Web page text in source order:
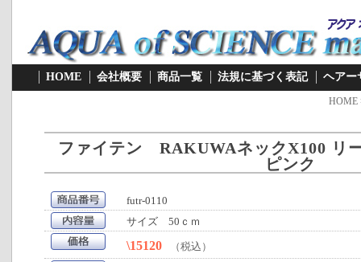
HOME 会社概要 商品一覧 法規に基づく表記 ヘアー
HOME
ファイテン RAKUWAネックX100 リ
ピンク
futr-0110
サイズ 50ｃｍ
\15120
（税込）